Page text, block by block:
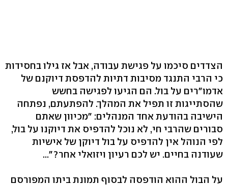
הצדדים סיכמו על פגישת עבודה, אבל אז גילו בחסידות
כי הרבי התנגד מסיבות דתיות להדפסת דיוקנם של
אדמו"רים על בול. הם הגיעו לפגישה בחשש
שהסתייגות זו תפיל את המהלך. להפתעתם, נפתחה
הישיבה בהודעת אחד המנהלים: "מכיוון שאתם
סבורים שהרבי חי, לא נוכל להדפיס את דיוקנו על בול,
לפי הנוהל אין להדפיס על בול דיוקן של אישיות
שעודנה בחיים. יש לכם רעיון ויזואלי אחר?"...
על הבול ההוא הודפסה לבסוף תמונת ביתו המפורסם